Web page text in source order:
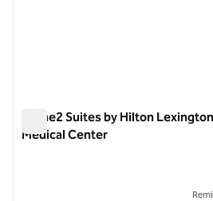
Home2 Suites by Hilton
Medical Center